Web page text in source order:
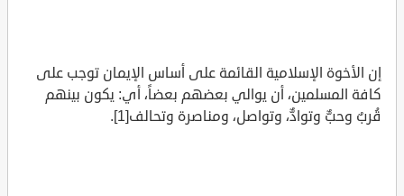
إن الأخوة الإسلامية القائمة على أساس الإيمان توجب على
كافة المسلمين، أن يوالي بعضهم بعضاً، أي: يكون بينهم
قُربٌ وحبٌّ وتوادٌّ، وتواصل، ومناصرة وتحالف[1].